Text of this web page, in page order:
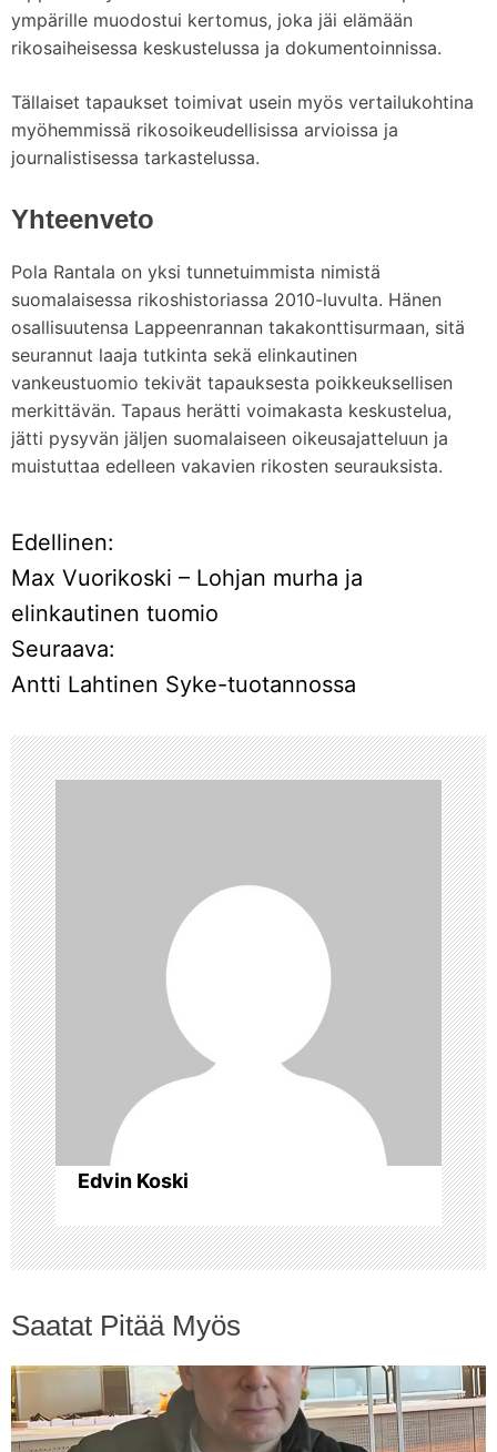
ympärille muodostui kertomus, joka jäi elämään
rikosaiheisessa keskustelussa ja dokumentoinnissa.
Tällaiset tapaukset toimivat usein myös vertailukohtina
myöhemmissä rikosoikeudellisissa arvioissa ja
journalistisessa tarkastelussa.
Yhteenveto
Pola Rantala on yksi tunnetuimmista nimistä
suomalaisessa rikoshistoriassa 2010-luvulta. Hänen
osallisuutensa Lappeenrannan takakonttisurmaan, sitä
seurannut laaja tutkinta sekä elinkautinen
vankeustuomio tekivät tapauksesta poikkeuksellisen
merkittävän. Tapaus herätti voimakasta keskustelua,
jätti pysyvän jäljen suomalaiseen oikeusajatteluun ja
muistuttaa edelleen vakavien rikosten seurauksista.
A
r
t
k
k
e
l
i
e
n
s
e
l
u
s
Edellinen:
Max Vuorikoski – Lohjan murha ja
elinkautinen tuomio
Seuraava:
Antti Lahtinen Syke-tuotannossa
Edvin Koski
Saatat Pitää Myös